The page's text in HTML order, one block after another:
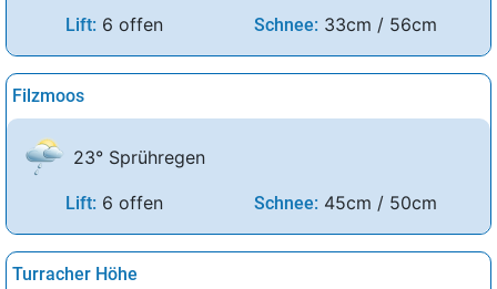
Lift: 6 offen Schnee: 33cm / 56cm
Filzmoos
23° Sprühregen
Lift: 6 offen Schnee: 45cm / 50cm
Turracher Höhe